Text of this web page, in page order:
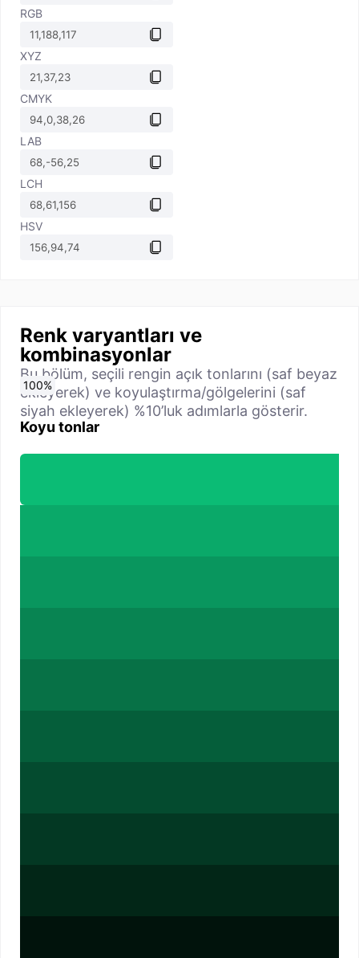
RGB
XYZ
CMYK
LAB
LCH
HSV
Renk varyantları ve
kombinasyonlar
Bu bölüm, seçili rengin açık tonlarını (saf beyaz
ekleyerek) ve koyulaştırma/gölgelerini (saf
siyah ekleyerek) %10’luk adımlarla gösterir.
Koyu tonlar
0%
10%
20%
30%
40%
50%
60%
70%
80%
90%
100%